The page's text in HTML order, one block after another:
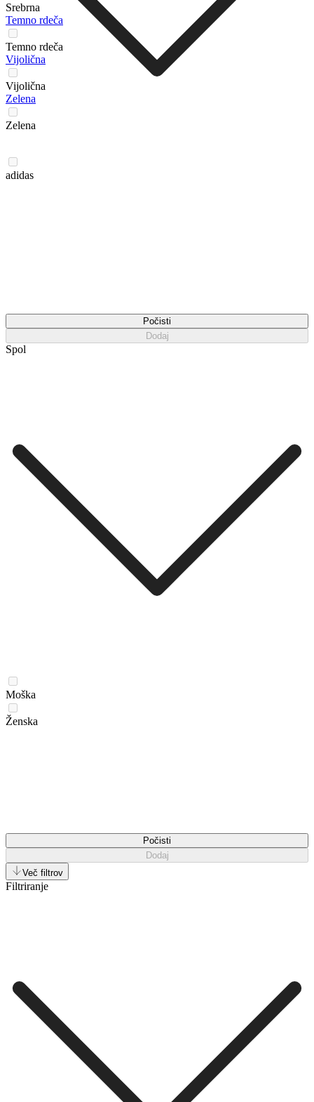
Srebrna
Temno rdeča
Temno rdeča
Vijolična
Vijolična
Zelena
Zelena
adidas
Počisti
Dodaj
Spol
Moška
Ženska
Počisti
Dodaj
Več filtrov
Filtriranje